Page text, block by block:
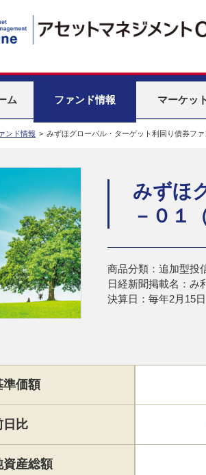
ム ファンド情報 マーケッ
ンド情報 > みずほグローバル・ターゲット利回り債券フ
みずほ
－０１
商品分類：追加型投
日経新聞掲載名：み
決算日：毎年2月15日
準価額
日比
資産総額